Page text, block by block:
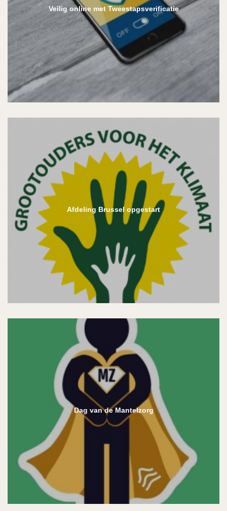
Veilig online met Tweestapsverificatie
Afdeling Brussel opgestart
Dag van de Mantelzorg